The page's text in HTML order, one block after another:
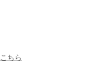
こちら